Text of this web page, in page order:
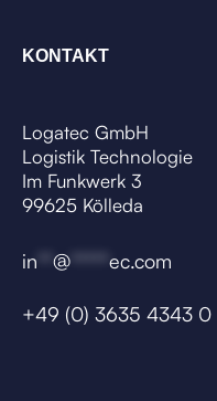
KONTAKT
Logatec GmbH
Logistik Technologie
Im Funkwerk 3
99625 Kölleda
in @ ec.com
+49 (0) 3635 4343 0